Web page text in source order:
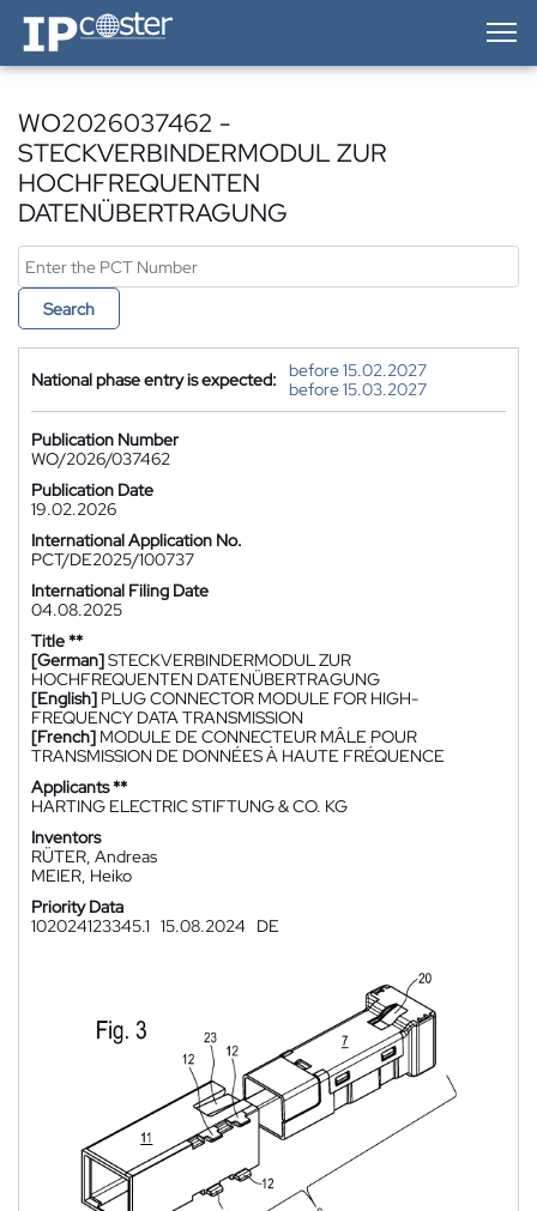
IP-Coster — Home
WO2026037462 -
STECKVERBINDERMODUL ZUR
HOCHFREQUENTEN
DATENÜBERTRAGUNG
Search
National phase entry is expected:
before 15.02.2027
before 15.03.2027
Publication Number
WO/2026/037462
Publication Date
19.02.2026
International Application No.
PCT/DE2025/100737
International Filing Date
04.08.2025
Title **
[German]STECKVERBINDERMODUL ZUR
HOCHFREQUENTEN DATENÜBERTRAGUNG
[English] PLUG CONNECTOR MODULE FOR HIGH-
FREQUENCY DATA TRANSMISSION
[French] MODULE DE CONNECTEUR MÂLE POUR
TRANSMISSION DE DONNÉES À HAUTE FRÉQUENCE
Applicants **
HARTING ELECTRIC STIFTUNG & CO. KG
Inventors
RÜTER, Andreas
MEIER, Heiko
Priority Data
102024123345.1 15.08.2024 DE